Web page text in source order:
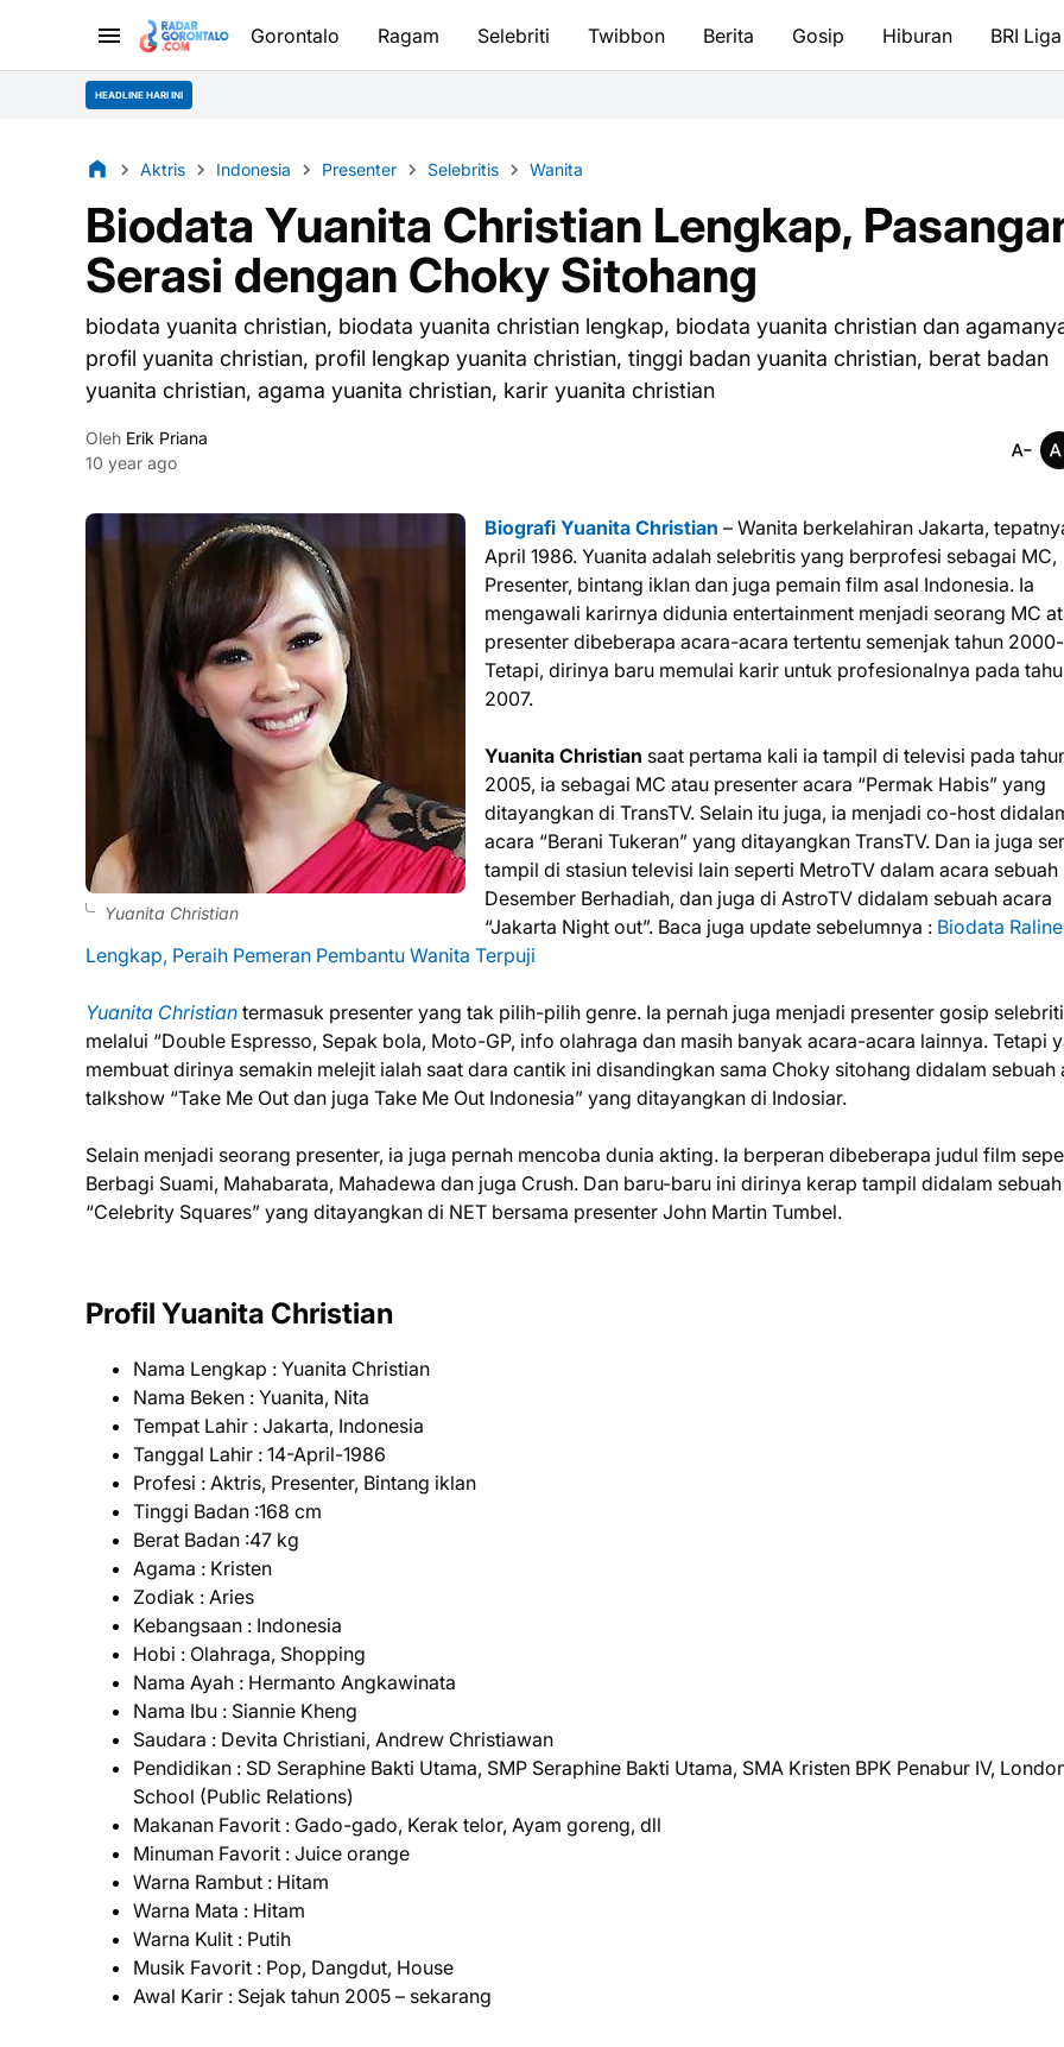
Gorontalo Ragam Selebriti Twibbon Berita Gosip Hiburan BRI Liga
HEADLINE HARI INI
Aktris Indonesia Presenter Selebritis Wanita
Biodata Yuanita Christian Lengkap,
Serasi dengan Choky Sitohang
biodata yuanita christian, biodata yuanita christian lengkap, biodata yuanita christian dan
profil yuanita christian, profil lengkap yuanita christian, tinggi badan yuanita christian, berat badan
yuanita christian, agama yuanita christian, karir yuanita christian
Oleh Erik Priana
10 year ago
Yuanita Christian
Biografi Yuanita Christian – Wanita berkelahiran Jakarta,
April 1986. Yuanita adalah selebritis yang berprofesi sebagai MC,
Presenter, bintang iklan dan juga pemain film asal Indonesia. Ia
mengawali karirnya didunia entertainment menjadi seorang MC
presenter dibeberapa acara-acara tertentu semenjak tahun
Tetapi, dirinya baru memulai karir untuk profesionalnya pada
2007.
Yuanita Christian saat pertama kali ia tampil di televisi pada
2005, ia sebagai MC atau presenter acara “Permak Habis” yang
ditayangkan di TransTV. Selain itu juga, ia menjadi co-host
acara “Berani Tukeran” yang ditayangkan TransTV. Dan ia juga
tampil di stasiun televisi lain seperti MetroTV dalam acara sebuah
Desember Berhadiah, dan juga di AstroTV didalam sebuah acara
“Jakarta Night out”. Baca juga update sebelumnya : Biodata
Lengkap, Peraih Pemeran Pembantu Wanita Terpuji
Yuanita Christian termasuk presenter yang tak pilih-pilih genre. Ia pernah juga menjadi presenter gosip
melalui “Double Espresso, Sepak bola, Moto-GP, info olahraga dan masih banyak acara-acara lainnya. Tetapi
membuat dirinya semakin melejit ialah saat dara cantik ini disandingkan sama Choky sitohang didalam sebuah
talkshow “Take Me Out dan juga Take Me Out Indonesia” yang ditayangkan di Indosiar.
Selain menjadi seorang presenter, ia juga pernah mencoba dunia akting. Ia berperan dibeberapa judul film
Berbagi Suami, Mahabarata, Mahadewa dan juga Crush. Dan baru-baru ini dirinya kerap tampil didalam
“Celebrity Squares” yang ditayangkan di NET bersama presenter John Martin Tumbel.
Profil Yuanita Christian
Nama Lengkap : Yuanita Christian
Nama Beken : Yuanita, Nita
Tempat Lahir : Jakarta, Indonesia
Tanggal Lahir : 14-April-1986
Profesi : Aktris, Presenter, Bintang iklan
Tinggi Badan :168 cm
Berat Badan :47 kg
Agama : Kristen
Zodiak : Aries
Kebangsaan : Indonesia
Hobi : Olahraga, Shopping
Nama Ayah : Hermanto Angkawinata
Nama Ibu : Siannie Kheng
Saudara : Devita Christiani, Andrew Christiawan
Pendidikan : SD Seraphine Bakti Utama, SMP Seraphine Bakti Utama, SMA Kristen BPK Penabur IV,
School (Public Relations)
Makanan Favorit : Gado-gado, Kerak telor, Ayam goreng, dll
Minuman Favorit : Juice orange
Warna Rambut : Hitam
Warna Mata : Hitam
Warna Kulit : Putih
Musik Favorit : Pop, Dangdut, House
Awal Karir : Sejak tahun 2005 – sekarang